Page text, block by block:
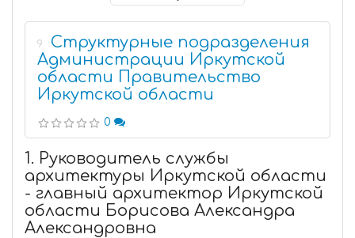
9
Структурные подразделения
Администрации Иркутской
области Правительство
Иркутской области
0
1. Руководитель службы
архитектуры Иркутской области
- главный архитектор Иркутской
области Борисова Александра
Александровна